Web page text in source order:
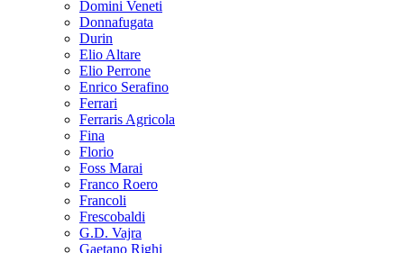
Domini Veneti
Donnafugata
Durin
Elio Altare
Elio Perrone
Enrico Serafino
Ferrari
Ferraris Agricola
Fina
Florio
Foss Marai
Franco Roero
Francoli
Frescobaldi
G.D. Vajra
Gaetano Righi